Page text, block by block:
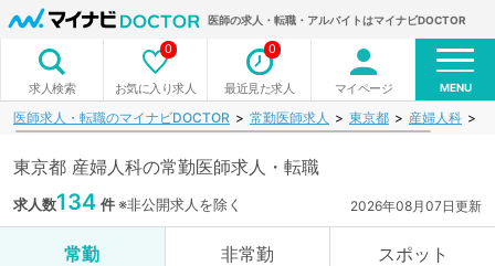
医師の求人・転職・アルバイトはマイナビDOCTOR
求人検索 お気に入り求人
0
最近見た求人
0
マイページ MENU
医師求人・転職のマイナビDOCTOR 常勤医師求人 東京都 産婦人科
東京都 産婦人科の常勤医師求人・転職
求人数134 件※非公開求人を除く 2026年08月07日更新
常勤 非常勤 スポット